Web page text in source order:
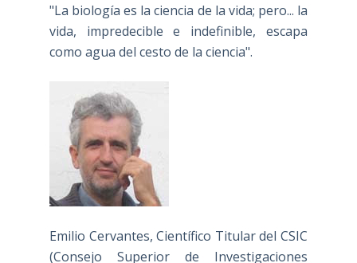
"La biología es la ciencia de la vida; pero... la
vida, impredecible e indefinible, escapa
como agua del cesto de la ciencia".
Emilio Cervantes, Científico Titular del CSIC
(Consejo Superior de Investigaciones